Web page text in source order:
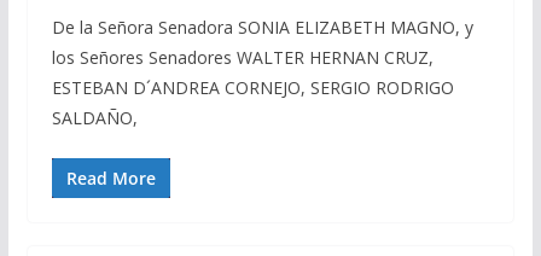
De la Señora Senadora SONIA ELIZABETH MAGNO, y
los Señores Senadores WALTER HERNAN CRUZ,
ESTEBAN D´ANDREA CORNEJO, SERGIO RODRIGO
SALDAÑO,
Read More